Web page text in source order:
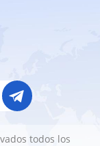
todos los